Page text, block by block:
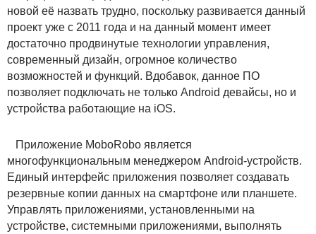
новой её назвать трудно, поскольку развивается данный
проект уже с 2011 года и на данный момент имеет
достаточно продвинутые технологии управления,
современный дизайн, огромное количество
возможностей и функций. Вдобавок, данное ПО
позволяет подключать не только Android девайсы, но и
устройства работающие на iOS.
Приложение MoboRobo является
многофункциональным менеджером Android-устройств.
Единый интерфейс приложения позволяет создавать
резервные копии данных на смартфоне или планшете.
Управлять приложениями, установленными на
устройстве, системными приложениями, выполнять